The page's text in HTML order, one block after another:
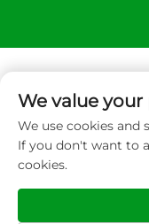
Telif Hakkı ©
ekipmanları
We value your
We use cookies and
If you don't want to
cookies.